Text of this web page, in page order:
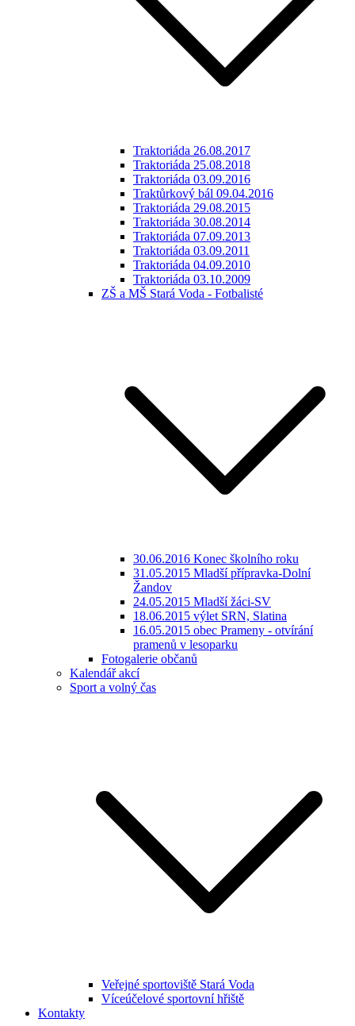
Traktoriáda 26.08.2017
Traktoriáda 25.08.2018
Traktoriáda 03.09.2016
Traktůrkový bál 09.04.2016
Traktoriáda 29.08.2015
Traktoriáda 30.08.2014
Traktoriáda 07.09.2013
Traktoriáda 03.09.2011
Traktoriáda 04.09.2010
Traktoriáda 03.10.2009
ZŠ a MŠ Stará Voda - Fotbalisté
30.06.2016 Konec školního roku
31.05.2015 Mladší přípravka-Dolní
Žandov
24.05.2015 Mladší žáci-SV
18.06.2015 výlet SRN, Slatina
16.05.2015 obec Prameny - otvírání
pramenů v lesoparku
Fotogalerie občanů
Kalendář akcí
Sport a volný čas
Veřejné sportoviště Stará Voda
Víceúčelové sportovní hřiště
Kontakty